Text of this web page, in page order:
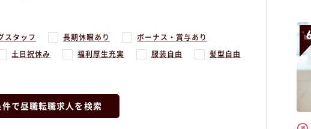
スタッフ 長期休暇あり ボーナス・賞与あり
土日祝休み 福利厚生充実 服装自由 髪型自由
件で昼職転職求人を検索